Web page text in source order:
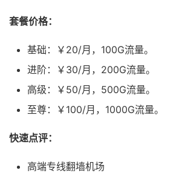
套餐价格：
基础：￥20/月，100G流量。
进阶：￥30/月，200G流量。
高级：￥50/月，500G流量。
至尊：￥100/月，1000G流量。
快速点评：
高端专线翻墙机场